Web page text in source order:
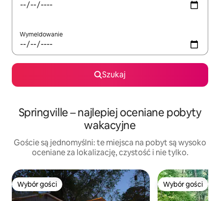
Wymeldowanie
Szukaj
Springville – najlepiej oceniane pobyty
wakacyjne
Goście są jednomyślni: te miejsca na pobyt są wysoko
oceniane za lokalizację, czystość i nie tylko.
Wybór gości
Wybór gości Wybór gości
Wybór gości